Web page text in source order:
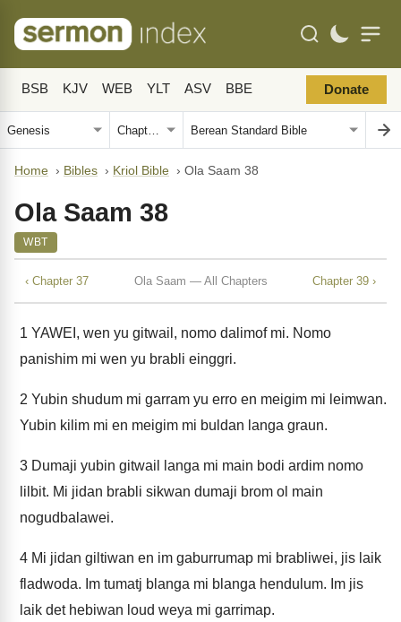
BSB KJV WEB YLT ASV BBE Donate
Home › Bibles › Kriol Bible › Ola Saam 38
Ola Saam 38
WBT
‹ Chapter 37 Ola Saam — All Chapters Chapter 39 ›
1 YAWEI, wen yu gitwail, nomo dalimof mi. Nomo
panishim mi wen yu brabli einggri.
2 Yubin shudum mi garram yu erro en meigim mi leimwan.
Yubin kilim mi en meigim mi buldan langa graun.
3 Dumaji yubin gitwail langa mi main bodi ardim nomo
lilbit. Mi jidan brabli sikwan dumaji brom ol main
nogudbalawei.
4 Mi jidan giltiwan en im gaburrumap mi brabliwei, jis laik
fladwoda. Im tumatj blanga mi blanga hendulum. Im jis
laik det hebiwan loud weya mi garrimap.